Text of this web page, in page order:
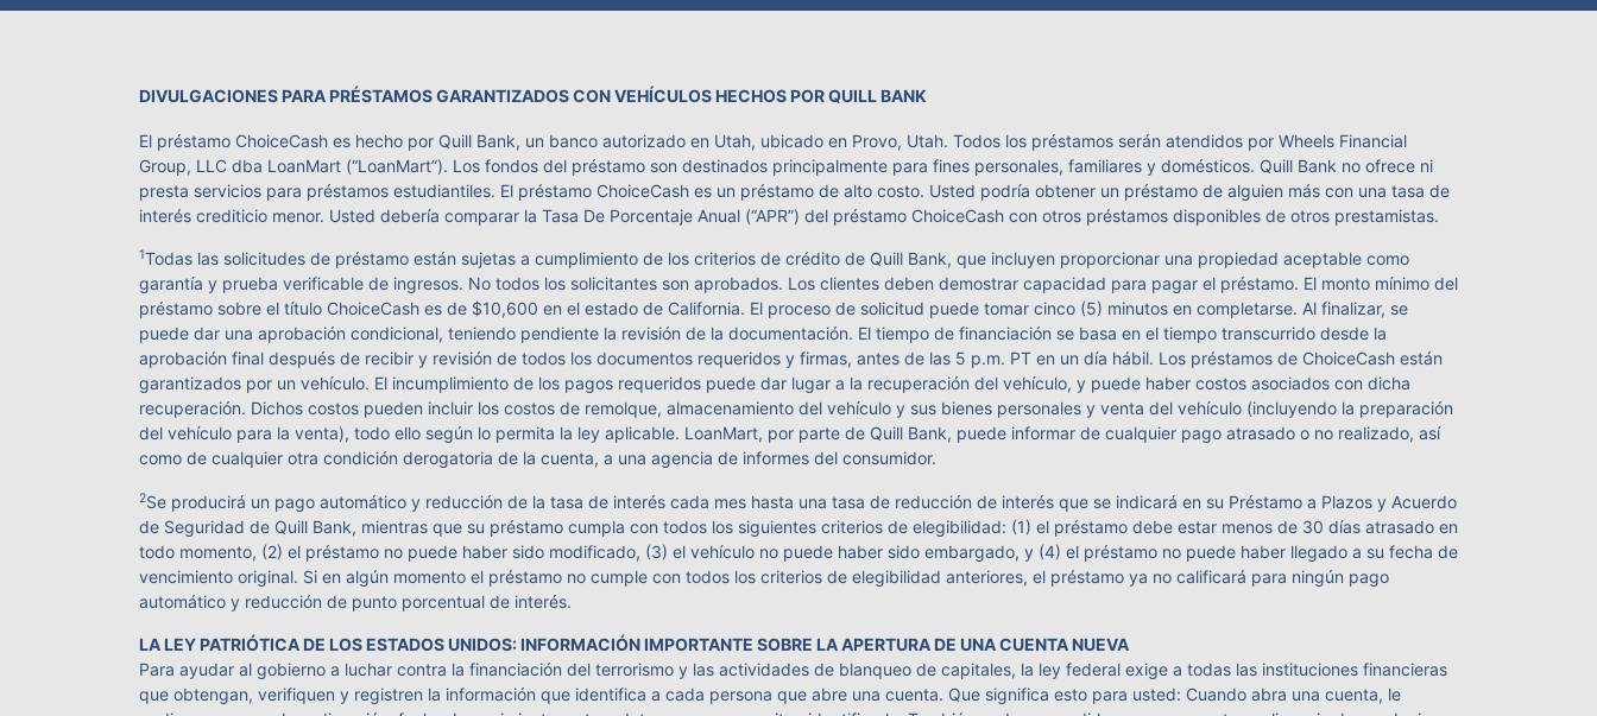
DIVULGACIONES PARA PRÉSTAMOS GARANTIZADOS CON VEHÍCULOS HECHOS POR QUILL BANK
El préstamo ChoiceCash es hecho por Quill Bank, un banco autorizado en Utah, ubicado en Provo, Utah. Todos los préstamos serán atendidos por Wheels Financial
Group, LLC dba LoanMart (“LoanMart”). Los fondos del préstamo son destinados principalmente para fines personales, familiares y domésticos. Quill Bank no ofrece ni
presta servicios para préstamos estudiantiles. El préstamo ChoiceCash es un préstamo de alto costo. Usted podría obtener un préstamo de alguien más con una tasa de
interés crediticio menor. Usted debería comparar la Tasa De Porcentaje Anual (“APR”) del préstamo ChoiceCash con otros préstamos disponibles de otros prestamistas.
1Todas las solicitudes de préstamo están sujetas a cumplimiento de los criterios de crédito de Quill Bank, que incluyen proporcionar una propiedad aceptable como
garantía y prueba verificable de ingresos. No todos los solicitantes son aprobados. Los clientes deben demostrar capacidad para pagar el préstamo. El monto mínimo del
préstamo sobre el título ChoiceCash es de $10,600 en el estado de California. El proceso de solicitud puede tomar cinco (5) minutos en completarse. Al finalizar, se
puede dar una aprobación condicional, teniendo pendiente la revisión de la documentación. El tiempo de financiación se basa en el tiempo transcurrido desde la
aprobación final después de recibir y revisión de todos los documentos requeridos y firmas, antes de las 5 p.m. PT en un día hábil. Los préstamos de ChoiceCash están
garantizados por un vehículo. El incumplimiento de los pagos requeridos puede dar lugar a la recuperación del vehículo, y puede haber costos asociados con dicha
recuperación. Dichos costos pueden incluir los costos de remolque, almacenamiento del vehículo y sus bienes personales y venta del vehículo (incluyendo la preparación
del vehículo para la venta), todo ello según lo permita la ley aplicable. LoanMart, por parte de Quill Bank, puede informar de cualquier pago atrasado o no realizado, así
como de cualquier otra condición derogatoria de la cuenta, a una agencia de informes del consumidor.
2Se producirá un pago automático y reducción de la tasa de interés cada mes hasta una tasa de reducción de interés que se indicará en su Préstamo a Plazos y Acuerdo
de Seguridad de Quill Bank, mientras que su préstamo cumpla con todos los siguientes criterios de elegibilidad: (1) el préstamo debe estar menos de 30 días atrasado en
todo momento, (2) el préstamo no puede haber sido modificado, (3) el vehículo no puede haber sido embargado, y (4) el préstamo no puede haber llegado a su fecha de
vencimiento original. Si en algún momento el préstamo no cumple con todos los criterios de elegibilidad anteriores, el préstamo ya no calificará para ningún pago
automático y reducción de punto porcentual de interés.
LA LEY PATRIÓTICA DE LOS ESTADOS UNIDOS: INFORMACIÓN IMPORTANTE SOBRE LA APERTURA DE UNA CUENTA NUEVA
Para ayudar al gobierno a luchar contra la financiación del terrorismo y las actividades de blanqueo de capitales, la ley federal exige a todas las instituciones financieras
que obtengan, verifiquen y registren la información que identifica a cada persona que abre una cuenta. Que significa esto para usted: Cuando abra una cuenta, le